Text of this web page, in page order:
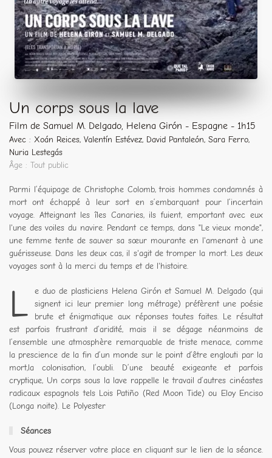
Un corps sous la lave
Film de Samuel M. Delgado, Helena Girón - Espagne - 1h15
Avec : Xoán Reices, Valentín Estévez, David Pantaleón, Sara Ferro,
Nuria Lestegás
Âge : Tout public
Parmi l’équipage de Christophe Colomb, trois hommes condamnés à
mort ont échappé à leur sort en s’embarquant pour l’incertain
voyage. Atteignant les îles Canaries, ils fuient, emportant avec eux
l'une des voiles du navire. Pendant ce temps, dans "Le vieux monde",
une femme tente de sauver sa sœur mourante en l'amenant à une
guérisseuse. Dans les deux cas, il s'agit de tromper la mort. Les deux
voyages sont à la merci du temps et de l'histoire.
L
e duo de plasticiens Helena Girón et Samuel M. Delgado (qui
signent ici leur premier long métrage) préfèrent une poésie
brute et énigmatique aux réponses toutes faites. Le résultat
est parfois frustrant d’aridité, mais il se dégage néanmoins de
l’ensemble une atmosphère remarquable de triste menace, comme
la prescience de la fin d’un monde sur le point d’être englouti par la
mort,la colonisation, l’oubli. D’une beauté exigeante et parfois
cryptique, Un corps sous la lave rappelle le travail d’autres cinéastes
radicaux espagnols tels Lois Patiño (Red Moon Tide) ou Eloy Enciso
(Longa noite). Le Polyester
Séances
Vous pouvez réserver votre place en cliquant sur le lien de la séance.